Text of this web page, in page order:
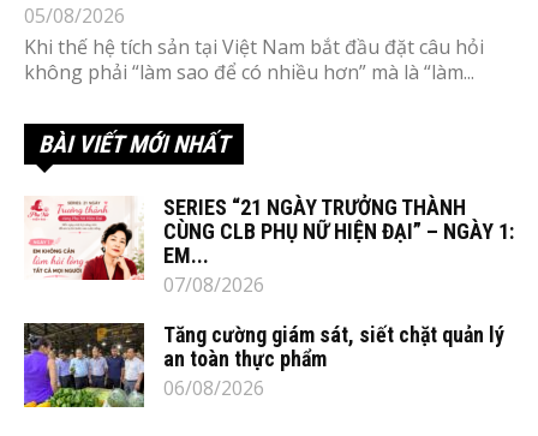
05/08/2026
Khi thế hệ tích sản tại Việt Nam bắt đầu đặt câu hỏi
không phải “làm sao để có nhiều hơn” mà là “làm...
BÀI VIẾT MỚI NHẤT
SERIES “21 NGÀY TRƯỞNG THÀNH
CÙNG CLB PHỤ NỮ HIỆN ĐẠI” – NGÀY 1:
EM...
07/08/2026
Tăng cường giám sát, siết chặt quản lý
an toàn thực phẩm
06/08/2026